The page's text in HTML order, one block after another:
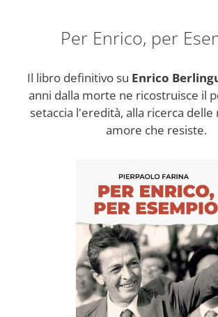
Per Enrico, per
Il libro definitivo su Enrico
anni dalla morte ne ricostruisce il
setaccia l'eredità, alla ricerca delle
amore che resiste.